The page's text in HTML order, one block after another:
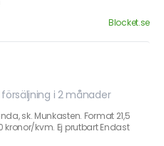
Blocket.se
försäljning i 2 månader
sk. Munkasten. Format 21,5
kronor/kvm. Ej prutbart Endast